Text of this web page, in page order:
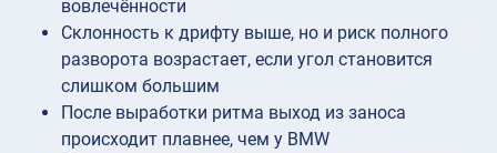
вовлечённости
Склонность к дрифту выше, но и риск полного
разворота возрастает, если угол становится
слишком большим
После выработки ритма выход из заноса
происходит плавнее, чем у BMW